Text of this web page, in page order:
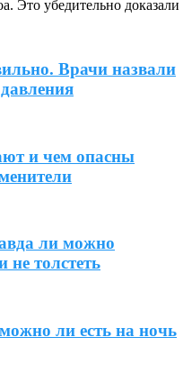
Это убедительно доказали
Врачи назвали
и чем опасны
ли можно
не толстеть
ли есть на ночь